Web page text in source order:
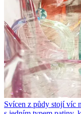
Svícen z půdy stojí víc